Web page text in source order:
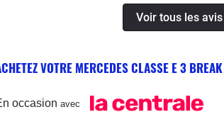
francaises qui ne tenez
140km:h la
atonomie de 1240 kms a
les cassis...on m"a
Voir tous les
VOTRE MERCEDES CLASSE E 3 BREAK
occasion avec